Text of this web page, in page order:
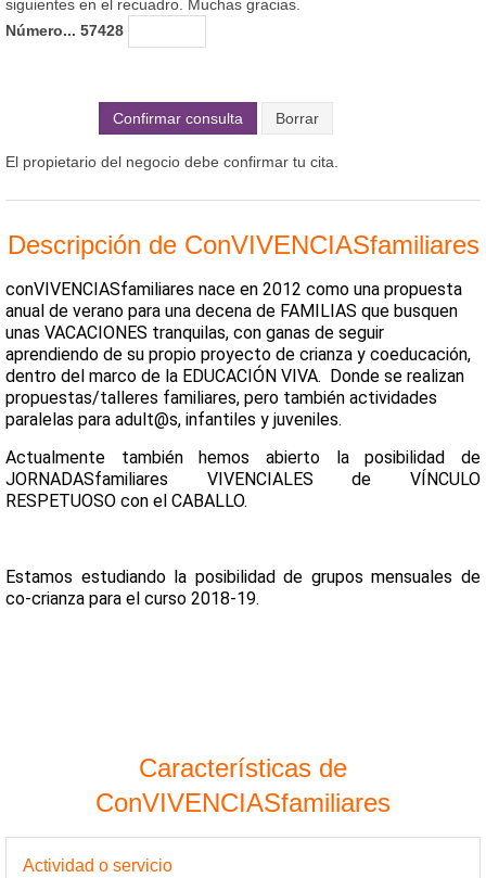
siguientes en el recuadro. Muchas gracias.
Número... 57428
Confirmar consulta
El propietario del negocio debe confirmar tu cita.
Descripción de ConVIVENCIASfamiliares
conVIVENCIASfamiliares nace en 2012 como una propuesta
anual de verano para una decena de FAMILIAS que busquen
unas VACACIONES tranquilas, con ganas de seguir
aprendiendo de su propio proyecto de crianza y coeducación,
dentro del marco de la EDUCACIÓN VIVA. Donde se realizan
propuestas/talleres familiares, pero también actividades
paralelas para adult@s, infantiles y juveniles.
Actualmente también hemos abierto la posibilidad de
JORNADASfamiliares VIVENCIALES de VÍNCULO
RESPETUOSO con el CABALLO.
Estamos estudiando la posibilidad de grupos mensuales de
co-crianza para el curso 2018-19.
Características de
ConVIVENCIASfamiliares
Actividad o servicio